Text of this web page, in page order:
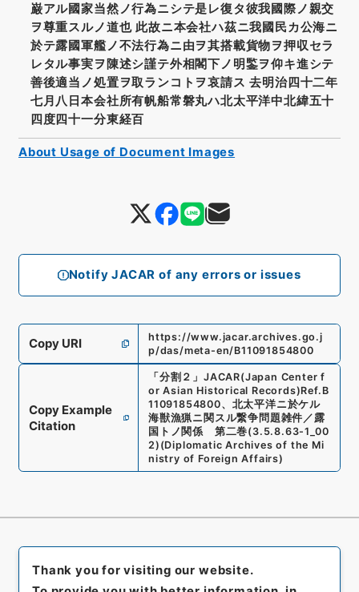
Notify JACAR of any errors or issues
巌アル國家当然ノ行為ニシテ是レ復タ彼我國際ノ親交
ヲ尊重スルノ道也 此故ニ本会社ハ茲ニ我國民カ公海ニ
於テ露國軍艦ノ不法行為ニ由ヲ其搭載貨物ヲ押収セラ
レタル事実ヲ陳述シ謹テ外相閣下ノ明鍳ヲ仰キ進シテ
善後適当ノ処置ヲ取ランコトヲ哀請ス 去明治四十二年
七月八日本会社所有帆船常磐丸ハ北太平洋中北緯五十
四度四十一分東経百
Copy URI
https://www.jacar.archives.go.j
p/das/meta-en/B11091854800
Copy Example
Citation
「 分割２ 」 JACAR(Japan Center f
or Asian Historical Records)Ref. B
11091854800、 北太平洋ニ於ケル
海獣漁猟ニ関スル繋争問題雑件／露
国トノ関係 第二巻(3.5.8.63-1_00
2) (Diplomatic Archives of the Mi
nistry of Foreign Affairs)
About Usage of Document Images
Thank you for visiting our website.